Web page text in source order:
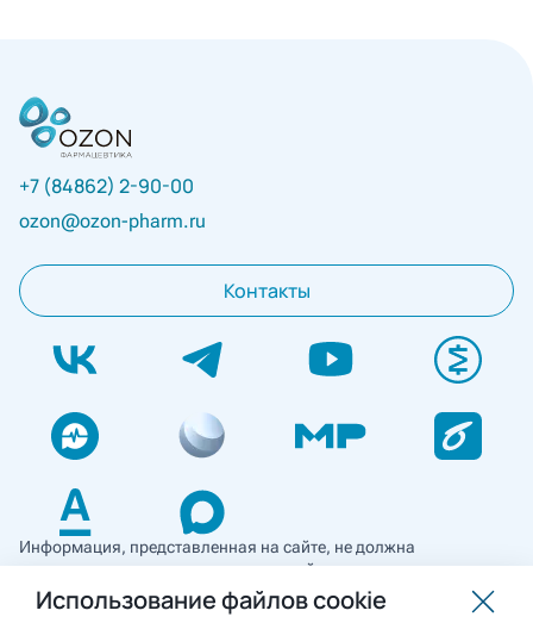
+7 (84862) 2-90-00
ozon@ozon-pharm.ru
Контакты
Информация, представленная на сайте, не должна
использоваться для самостоятельной диагностики и лечения
и не может служить заменой очной консультации врача. Перед
применением необходимо ознакомиться
Использование файлов cookie